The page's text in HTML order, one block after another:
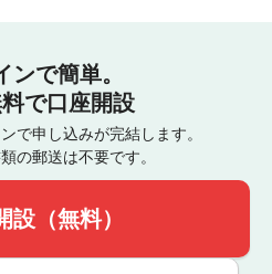
ンで簡単。
で口座開設
で申し込みが完結します。
の郵送は不要です。
設（無料）